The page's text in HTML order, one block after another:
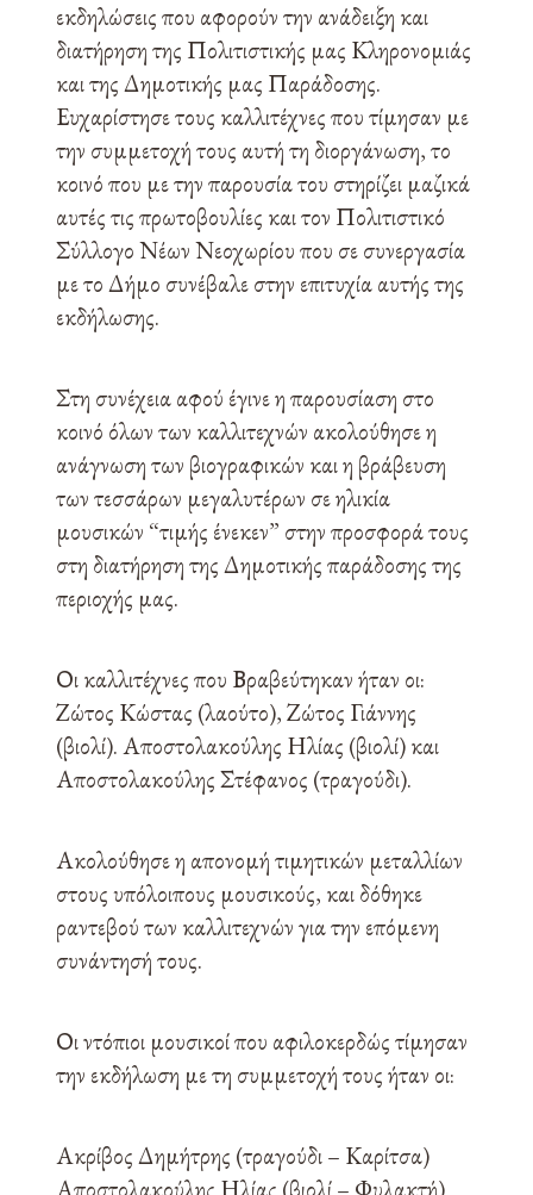
εκδηλώσεις που αφορούν την ανάδειξη και
διατήρηση της Πολιτιστικής μας Κληρονομιάς
και της Δημοτικής μας Παράδοσης.
Ευχαρίστησε τους καλλιτέχνες που τίμησαν με
την συμμετοχή τους αυτή τη διοργάνωση, το
κοινό που με την παρουσία του στηρίζει μαζικά
αυτές τις πρωτοβουλίες και τον Πολιτιστικό
Σύλλογο Νέων Νεοχωρίου που σε συνεργασία
με το Δήμο συνέβαλε στην επιτυχία αυτής της
εκδήλωσης.
Στη συνέχεια αφού έγινε η παρουσίαση στο
κοινό όλων των καλλιτεχνών ακολούθησε η
ανάγνωση των βιογραφικών και η βράβευση
των τεσσάρων μεγαλυτέρων σε ηλικία
μουσικών “τιμής ένεκεν” στην προσφορά τους
στη διατήρηση της Δημοτικής παράδοσης της
περιοχής μας.
Οι καλλιτέχνες που Βραβεύτηκαν ήταν οι:
Ζώτος Κώστας (λαούτο), Ζώτος Γιάννης
(βιολί). Αποστολακούλης Ηλίας (βιολί) και
Αποστολακούλης Στέφανος (τραγούδι).
Ακολούθησε η απονομή τιμητικών μεταλλίων
στους υπόλοιπους μουσικούς, και δόθηκε
ραντεβού των καλλιτεχνών για την επόμενη
συνάντησή τους.
Οι ντόπιοι μουσικοί που αφιλοκερδώς τίμησαν
την εκδήλωση με τη συμμετοχή τους ήταν οι:
Ακρίβος Δημήτρης (τραγούδι – Καρίτσα)